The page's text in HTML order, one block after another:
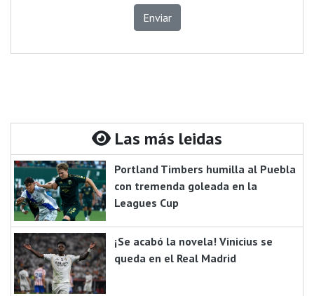
Enviar
Las más leidas
Portland Timbers humilla al Puebla
con tremenda goleada en la
Leagues Cup
¡Se acabó la novela! Vinicius se
queda en el Real Madrid